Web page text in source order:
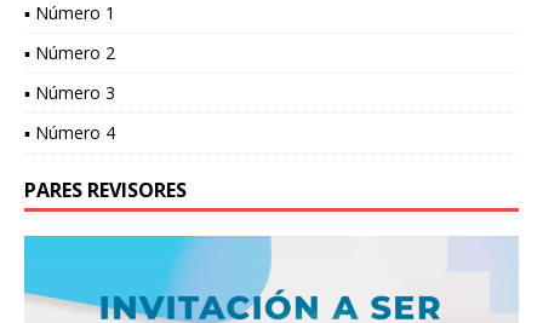
▪ Número 1
▪ Número 2
▪ Número 3
▪ Número 4
PARES REVISORES